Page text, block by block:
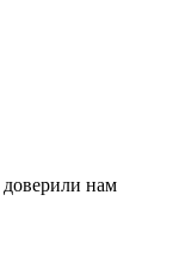
доверили нам